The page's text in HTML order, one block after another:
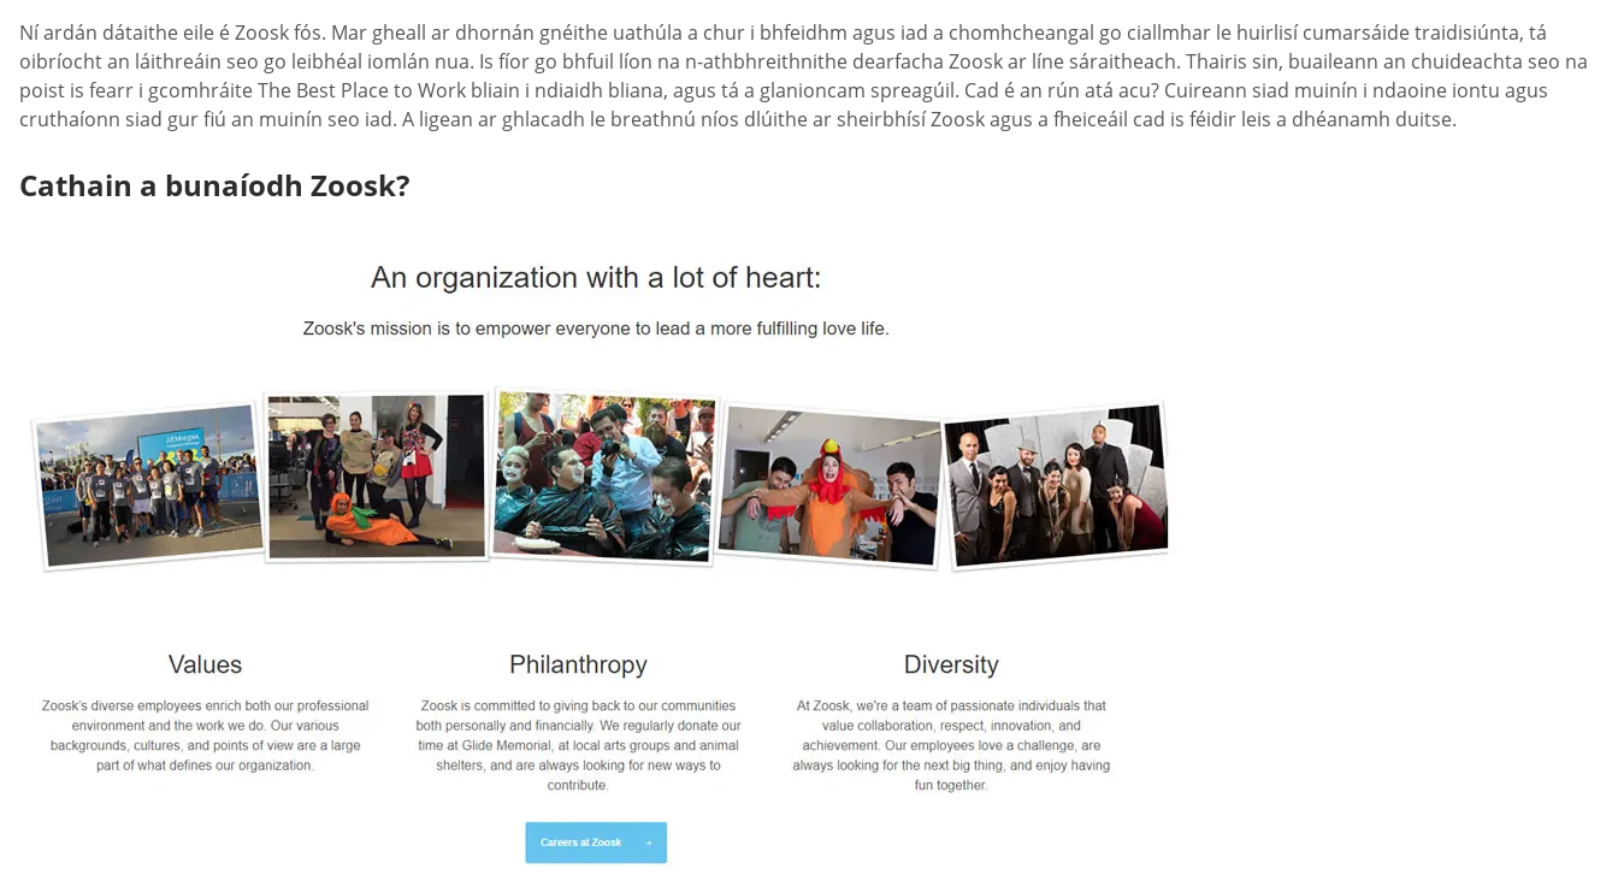
Ní ardán dátaithe eile é Zoosk fós. Mar gheall ar dhornán gnéithe uathúla a chur i bhfeidhm agus iad a chomhcheangal go ciallmhar le huirlisí cumarsáide traidisiúnta, tá
oibríocht an láithreáin seo go leibhéal iomlán nua. Is fíor go bhfuil líon na n-athbhreithnithe dearfacha Zoosk ar líne sáraitheach. Thairis sin, buaileann an chuideachta seo na
poist is fearr i gcomhráite The Best Place to Work bliain i ndiaidh bliana, agus tá a glanioncam spreagúil. Cad é an rún atá acu? Cuireann siad muinín i ndaoine iontu agus
cruthaíonn siad gur fiú an muinín seo iad. A ligean ar ghlacadh le breathnú níos dlúithe ar sheirbhísí Zoosk agus a fheiceáil cad is féidir leis a dhéanamh duitse.
Cathain a bunaíodh Zoosk?